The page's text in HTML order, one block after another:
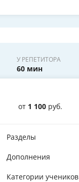
У РЕПЕТИТОРА
60 мин
от 1 100 руб.
Разделы
Дополнения
Категории учеников